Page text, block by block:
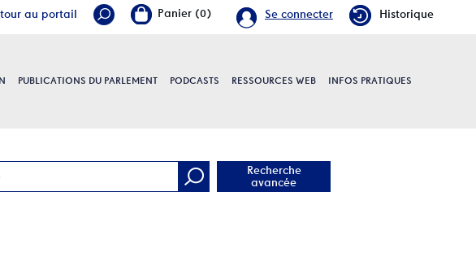
au portail Se connecter Historique
PUBLICATIONS DU PARLEMENT PODCASTS RESSOURCES WEB INFOS PRATIQUES
Recherche
avancée